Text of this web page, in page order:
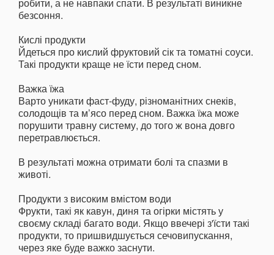
безсоння.
Кислі продукти
Йдеться про кислий фруктовий сік та томатні соуси.
Такі продукти краще не їсти перед сном.
Важка їжа
Варто уникати фаст-фуду, різноманітних снеків,
солодощів та м’ясо перед сном. Важка їжа може
порушити травну систему, до того ж вона довго
перетравлюється.
В результаті можна отримати болі та спазми в
животі.
Продукти з високим вмістом води
Фрукти, такі як кавун, диня та огірки містять у
своєму складі багато води. Якщо ввечері з'їсти такі
продукти, то пришвидшується сечовипускання,
через яке буде важко заснути.